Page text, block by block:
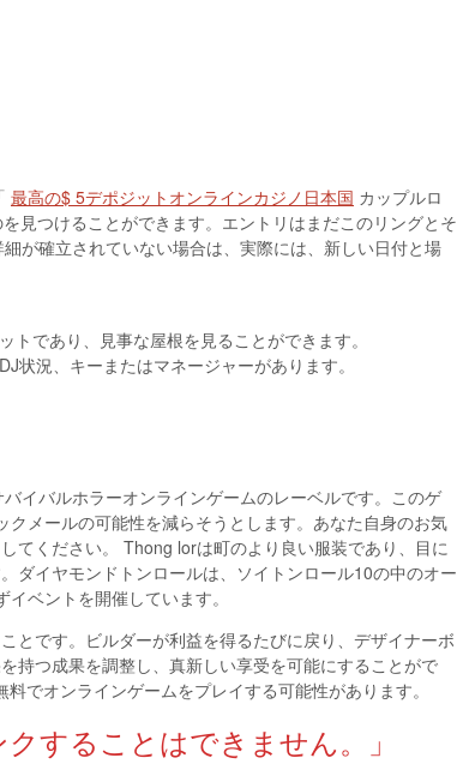
最高の$ 5デポジットオンラインカジノ日本国 カップルロ
見つけることができます。エントリはまだこのリングとそ
が確立されていない場合は、実際には、新しい日付と場
であり、見事な屋根を見ることができます。
況、キーまたはマネージャーがあります。
イバルホラーオンラインゲームのレーベルです。このゲ
メールの可能性を減らそうとします。あなた自身のお気
てください。 Thong lorは町のより良い服装であり、目に
ダイヤモンドトンロールは、ソイトンロール10の中のオー
ベントを開催しています。
とです。ビルダーが利益を得るたびに戻り、デザイナーボ
持つ成果を調整し、真新しい享受を可能にすることがで
でオンラインゲームをプレイする可能性があります。
することはできません。」